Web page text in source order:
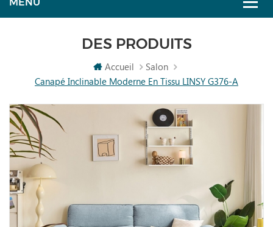
DES PRODUITS
Accueil
Salon
Canapé Inclinable Moderne En Tissu LINSY G376-A